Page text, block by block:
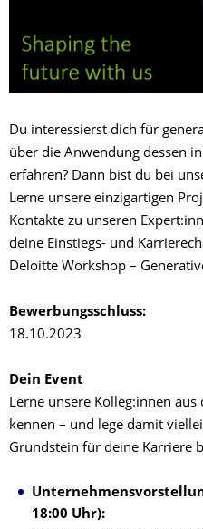
Du interessierst dich für
über die Anwendung dessen
erfahren? Dann bist du bei
Lerne unsere einzigartigen
Kontakte zu unseren
deine Einstiegs- und
Deloitte Workshop –
Bewerbungsschluss:
18.10.2023
Dein Event
Lerne unsere Kolleg:innen
kennen – und lege damit
Grundstein für deine Karriere
18:00 Uhr):